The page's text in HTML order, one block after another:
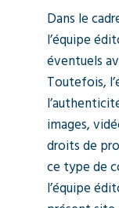
Dans le
l’équipe
éventuels
Toutefois,
images,
droits de
ce type de
l’équipe